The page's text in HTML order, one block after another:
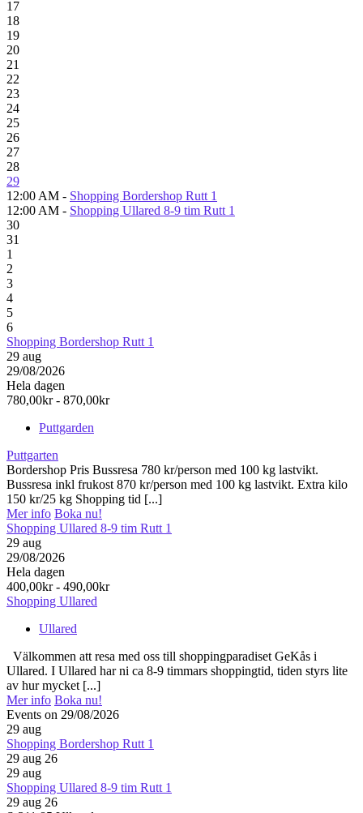
17
18
19
20
21
22
23
24
25
26
27
28
29
12:00 AM - Shopping Bordershop Rutt 1
12:00 AM - Shopping Ullared 8-9 tim Rutt 1
30
31
1
2
3
4
5
6
Shopping Bordershop Rutt 1
29 aug
29/08/2026
Hela dagen
780,00kr - 870,00kr
Puttgarden
Puttgarten
Bordershop Pris Bussresa 780 kr/person med 100 kg lastvikt.
Bussresa inkl frukost 870 kr/person med 100 kg lastvikt. Extra kilo
150 kr/25 kg Shopping tid [...]
Mer info Boka nu!
Shopping Ullared 8-9 tim Rutt 1
29 aug
29/08/2026
Hela dagen
400,00kr - 490,00kr
Shopping Ullared
Ullared
Välkommen att resa med oss till shoppingparadiset GeKås i
Ullared. I Ullared har ni ca 8-9 timmars shoppingtid, tiden styrs lite
av hur mycket [...]
Mer info Boka nu!
Events on 29/08/2026
29 aug
Shopping Bordershop Rutt 1
29 aug 26
29 aug
Shopping Ullared 8-9 tim Rutt 1
29 aug 26